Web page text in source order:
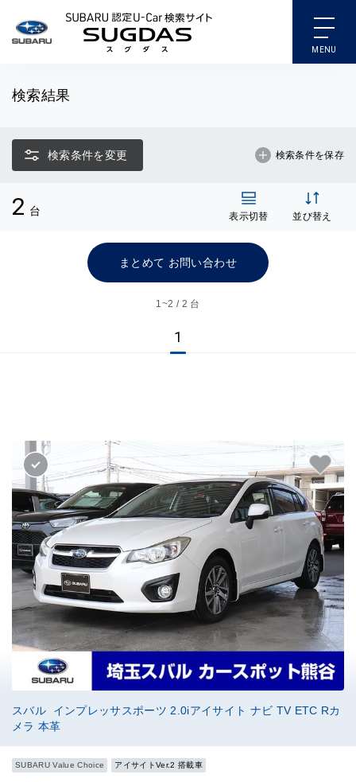
SUBARU 認定U-Car検索
検索結果
検索条件を変更 検索条件を保存
2 台 表示切替 並び替え
まとめて お問い合わせ
1~2 / 2 台
1
スバル インプレッサスポーツ 2.0iアイサイト ナビ TV ETC Rカ
メラ 本革
SUBARU Value Choice アイサイトVer.2 搭載車